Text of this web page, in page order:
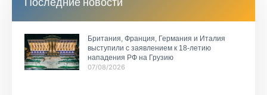
Британия, Франция, Германия и Италия
выступили с заявлением к 18-летию
нападения РФ на Грузию
07/08/2026